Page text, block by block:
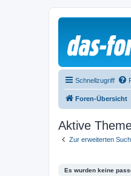
Schnellzugriff
Foren-Übersicht
Aktive
Zur erweiterten
Es wurden keine